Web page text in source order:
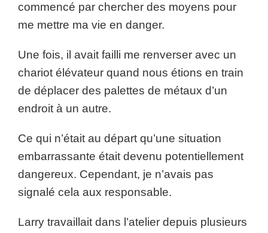
commencé par chercher des moyens pour
me mettre ma vie en danger.
Une fois, il avait failli me renverser avec un
chariot élévateur quand nous étions en train
de déplacer des palettes de métaux d’un
endroit à un autre.
Ce qui n’était au départ qu’une situation
embarrassante était devenu potentiellement
dangereux. Cependant, je n’avais pas
signalé cela aux responsable.
Larry travaillait dans l’atelier depuis plusieurs